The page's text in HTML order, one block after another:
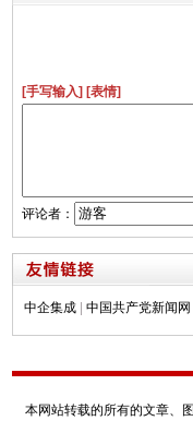
[手写输入] [表情]
评论者：
中企集成 | 中国共产党新闻网
本网站转载的所有的文章、